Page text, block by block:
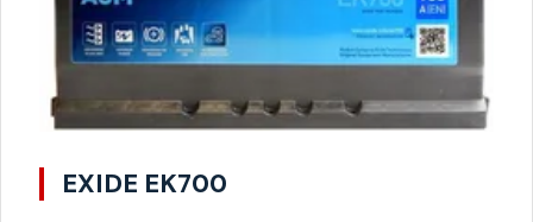
EXIDE EK700